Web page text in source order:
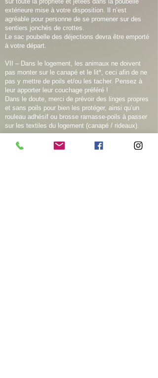
extérieure mise à votre disposition. Il n’est
agréable pour personne de se promener sur des
sentiers jonchés de crottes.
Le sac poubelle des déjections devra être emporté
à votre départ.
VII – Dans le logement, les animaux ne doivent
pas monter sur le canapé et le lit*, ceci afin de ne
pas y mettre de poils et/ou les tacher. Pensez à
leur apporter leur couchage préféré !
Dans le doute, merci de prévoir des linges propres
et sans poils pour bien les protéger, ainsi qu’un
rouleau adhésif ou brosse ramasse-poils à passer
sur les textiles du logement (canapé / rideaux).
VIII – Tout « accident » (urine, déjection, vomi) doit
être soigneusement nettoyé.*